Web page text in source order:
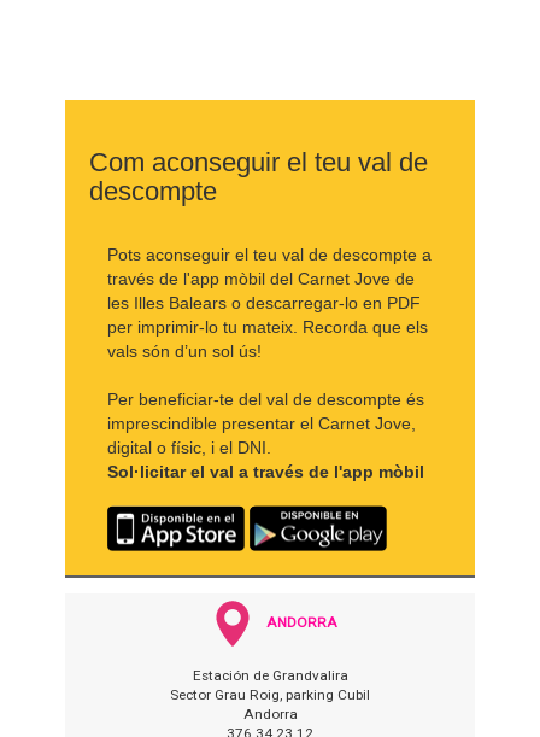
Com aconseguir el teu val de
descompte
Pots aconseguir el teu val de descompte a
través de l'app mòbil del Carnet Jove de
les Illes Balears o descarregar-lo en PDF
per imprimir-lo tu mateix. Recorda que els
vals són d’un sol ús!
Per beneficiar-te del val de descompte és
imprescindible presentar el Carnet Jove,
digital o físic, i el DNI.
Sol·licitar el val a través de l'app mòbil
ANDORRA
Estación de Grandvalira
Sector Grau Roig, parking Cubil
Andorra
376 34 23 12